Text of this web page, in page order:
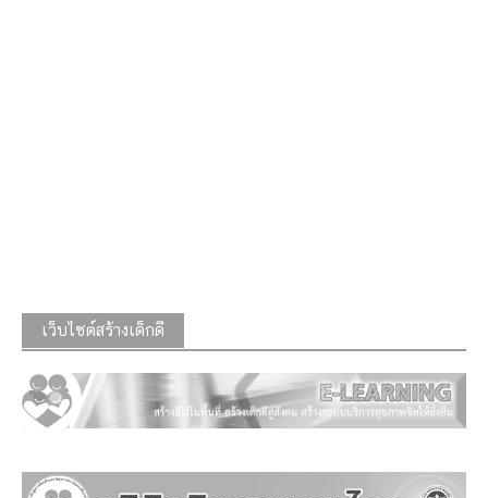
เว็บไซต์สร้างเด็กดี